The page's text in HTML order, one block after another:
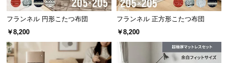
フランネル 円形こたつ布団
￥8,200
フランネル 正方形こたつ布団
￥8,200